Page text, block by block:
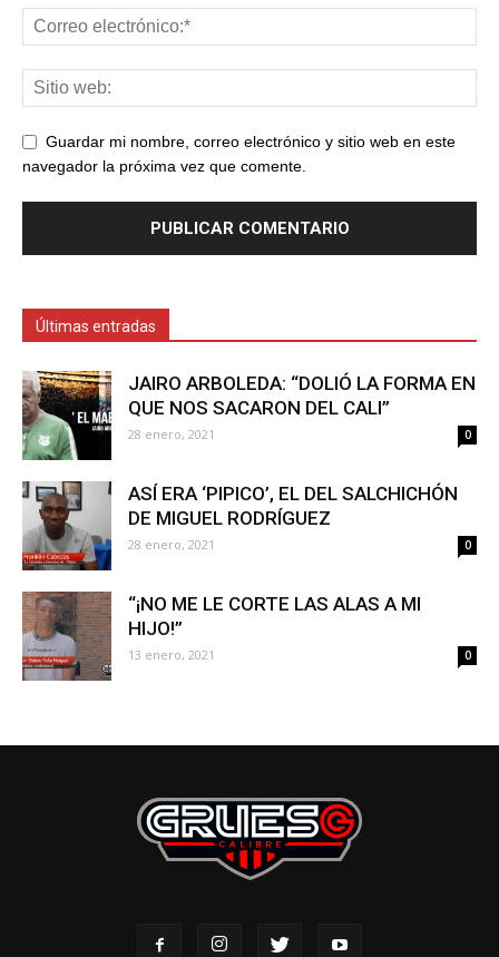
Guardar mi nombre, correo electrónico y sitio web en este
navegador la próxima vez que comente.
Últimas entradas
JAIRO ARBOLEDA: “DOLIÓ LA FORMA EN
QUE NOS SACARON DEL CALI”
28 enero, 2021 0
ASÍ ERA ‘PIPICO’, EL DEL SALCHICHÓN
DE MIGUEL RODRÍGUEZ
28 enero, 2021 0
“¡NO ME LE CORTE LAS ALAS A MI
HIJO!”
13 enero, 2021 0